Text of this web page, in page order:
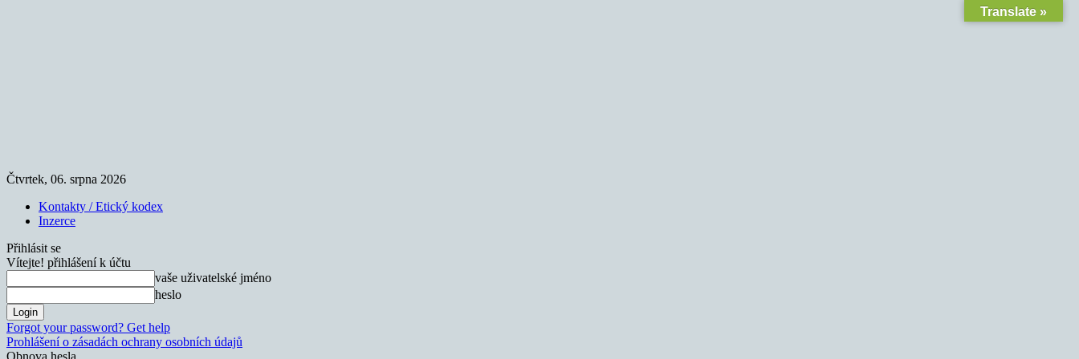
Čtvrtek, 06. srpna 2026
Kontakty / Etický kodex
Inzerce
Přihlásit se
Vítejte! přihlášení k účtu
vaše uživatelské jméno
heslo
Forgot your password? Get help
Prohlášení o zásadách ochrany osobních údajů
Obnova hesla
Translate »